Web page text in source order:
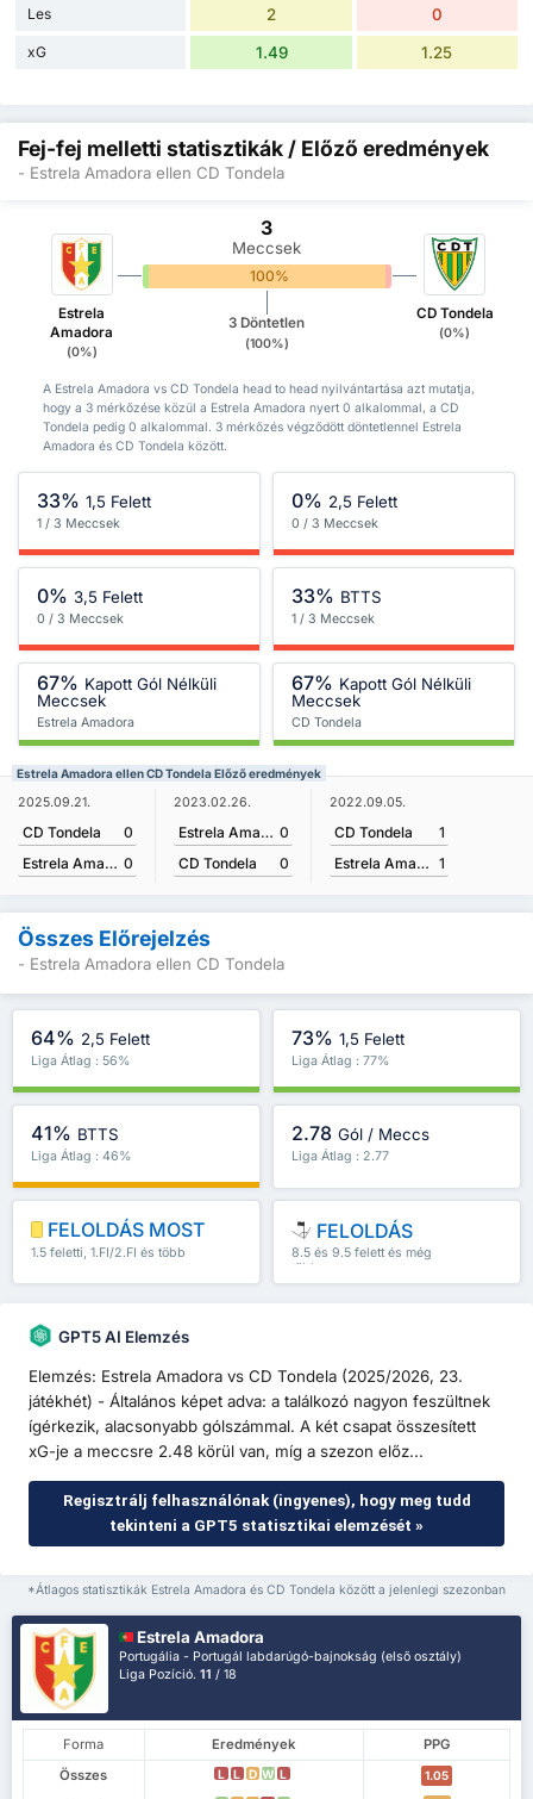
Les 2 0
xG 1.49 1.25
Fej-fej melletti statisztikák / Előző eredmények
- Estrela Amadora ellen CD Tondela
Estrela
Amadora
(0%)
3
Meccsek
100% 0%
3 Döntetlen
(100%)
CD Tondela
(0%)
A Estrela Amadora vs CD Tondela head to head nyilvántartása azt mutatja,
hogy a 3 mérkőzése közül a Estrela Amadora nyert 0 alkalommal, a CD
Tondela pedig 0 alkalommal. 3 mérkőzés végződött döntetlennel Estrela
Amadora és CD Tondela között.
33% 1,5 Felett
1 / 3 Meccsek
0% 2,5 Felett
0 / 3 Meccsek
0% 3,5 Felett
0 / 3 Meccsek
33% BTTS
1 / 3 Meccsek
67% Kapott Gól Nélküli
Meccsek
Estrela Amadora
67% Kapott Gól Nélküli
Meccsek
CD Tondela
Estrela Amadora ellen CD Tondela Előző eredmények
2025.09.21.
CD Tondela
0
Estrela Amadora 0
2023.02.26.
Estrela Amadora 0
CD Tondela
0
2022.09.05.
CD Tondela
1
Estrela Amadora 1
Összes Előrejelzés
- Estrela Amadora ellen CD Tondela
64% 2,5 Felett
Liga Átlag : 56%
73% 1,5 Felett
Liga Átlag : 77%
41% BTTS
Liga Átlag : 46%
2.78 Gól / Meccs
Liga Átlag : 2.77
FELOLDÁS MOST
1.5 feletti, 1.FI/2.FI és több
FELOLDÁS
8.5 és 9.5 felett és még
több
GPT5 AI Elemzés
Elemzés: Estrela Amadora vs CD Tondela (2025/2026, 23.
játékhét) - Általános képet adva: a találkozó nagyon feszültnek
ígérkezik, alacsonyabb gólszámmal. A két csapat összesített
xG-je a meccsre 2.48 körül van, míg a szezon előz...
Regisztrálj felhasználónak (ingyenes), hogy meg tudd
tekinteni a GPT5 statisztikai elemzését »
*Átlagos statisztikák Estrela Amadora és CD Tondela között a jelenlegi szezonban
Estrela Amadora
Portugália - Portugál labdarúgó-bajnokság (első osztály)
Liga Pozíció.11 / 18
Forma Eredmények
PPG
Összes
L L D W L 1.05